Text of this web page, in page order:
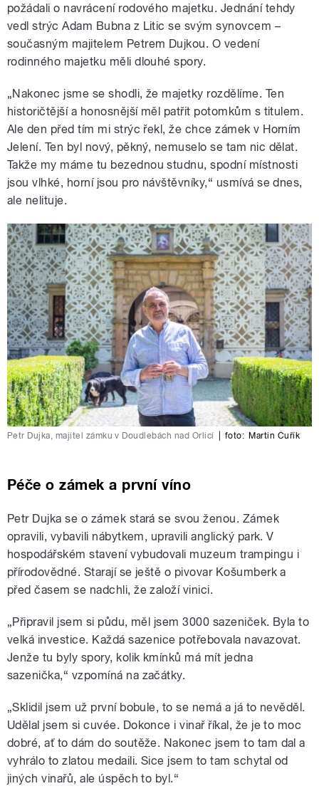
požádali o navrácení rodového majetku. Jednání tehdy
vedl strýc Adam Bubna z Litic se svým synovcem –
současným majitelem Petrem Dujkou. O vedení
rodinného majetku měli dlouhé spory.
„Nakonec jsme se shodli, že majetky rozdělíme. Ten
historičtější a honosnější měl patřit potomkům s titulem.
Ale den před tím mi strýc řekl, že chce zámek v Horním
Jelení. Ten byl nový, pěkný, nemuselo se tam nic dělat.
Takže my máme tu bezednou studnu, spodní místnosti
jsou vlhké, horní jsou pro návštěvníky,“ usmívá se dnes,
ale nelituje.
Petr Dujka, majitel zámku v Doudlebách nad Orlicí foto: Martin Čuřík
Péče o zámek a první víno
Petr Dujka se o zámek stará se svou ženou. Zámek
opravili, vybavili nábytkem, upravili anglický park. V
hospodářském stavení vybudovali muzeum trampingu i
přírodovědné. Starají se ještě o pivovar Košumberk a
před časem se nadchli, že založí vinici.
„Připravil jsem si půdu, měl jsem 3000 sazeniček. Byla to
velká investice. Každá sazenice potřebovala navazovat.
Jenže tu byly spory, kolik kmínků má mít jedna
sazenička,“ vzpomíná na začátky.
„Sklidil jsem už první bobule, to se nemá a já to nevěděl.
Udělal jsem si cuvée. Dokonce i vinař říkal, že je to moc
dobré, ať to dám do soutěže. Nakonec jsem to tam dal a
vyhrálo to zlatou medaili. Sice jsem to tam schytal od
jiných vinařů, ale úspěch to byl.“